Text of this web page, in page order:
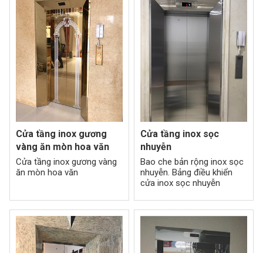
Cửa tầng inox gương
vàng ăn mòn hoa văn
Cửa tầng inox gương vàng
ăn mòn hoa văn
Cửa tầng inox sọc
nhuyễn
Bao che bản rộng inox sọc
nhuyễn. Bảng điều khiển
cửa inox sọc nhuyễn